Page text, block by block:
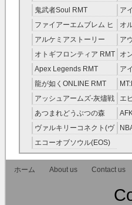
RMT|Atlantica RMT
鬼武者Soul RMT
ア
レ
ファイアーエムブレム ヒ
ーローズ(FEヒーローズ)
RMT
オ
アルケミアストーリー
（アルスト） RMT
ア
オトギフロンティア RMT オ
Apex Legends RMT
ア
ニ
龍が如くONLINE RMT
ピ
アッシュアームズ‐灰燼戦
線 RMT
エ
あつまれどうぶつの森
RMT
ヴァルキリーコネクト(ヴ
ァルコネ) RMT
エコーオブソウル(EOS)
RMT
ホーム
About us Contact us